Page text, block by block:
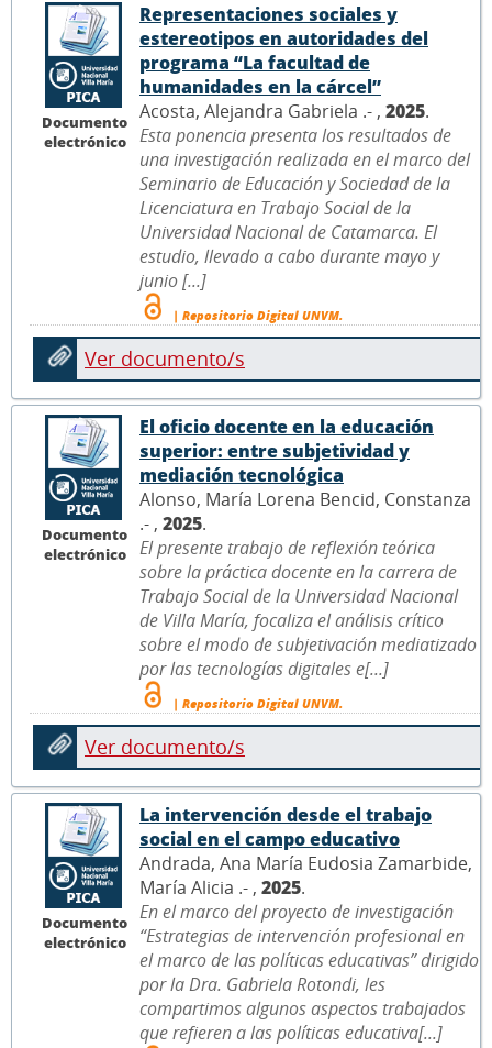
Documento
electrónico
Representaciones sociales y
estereotipos en autoridades del
programa “La facultad de
humanidades en la cárcel”
Acosta, Alejandra Gabriela .- , 2025.
Esta ponencia presenta los resultados de
una investigación realizada en el marco del
Seminario de Educación y Sociedad de la
Licenciatura en Trabajo Social de la
Universidad Nacional de Catamarca. El
estudio, llevado a cabo durante mayo y
junio [...]
| Repositorio Digital UNVM.
Ver documento/s
Documento
electrónico
El oficio docente en la educación
superior: entre subjetividad y
mediación tecnológica
Alonso, María Lorena Bencid, Constanza
.- , 2025.
El presente trabajo de reflexión teórica
sobre la práctica docente en la carrera de
Trabajo Social de la Universidad Nacional
de Villa María, focaliza el análisis crítico
sobre el modo de subjetivación mediatizado
por las tecnologías digitales e[...]
| Repositorio Digital UNVM.
Ver documento/s
Documento
electrónico
La intervención desde el trabajo
social en el campo educativo
Andrada, Ana María Eudosia Zamarbide,
María Alicia .- , 2025.
En el marco del proyecto de investigación
“Estrategias de intervención profesional en
el marco de las políticas educativas” dirigido
por la Dra. Gabriela Rotondi, les
compartimos algunos aspectos trabajados
que refieren a las políticas educativa[...]